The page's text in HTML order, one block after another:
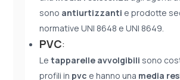
sono antiurtizzanti e prodotte
normative UNI 8648 e UNI 8649.
PVC:
Letapparelle avvolgibili sono
profili in pvc e hanno una media